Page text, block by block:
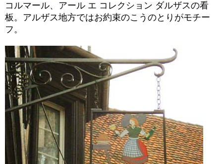
コルマール、アール エ コレクション ダルザスの看
板。アルザス地方ではお約束のこうのとりがモチー
フ。